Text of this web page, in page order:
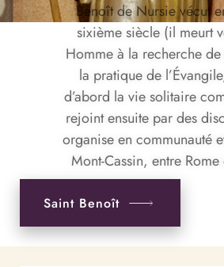
Benoît de Nursie vécut
sixième siècle (il meurt
Homme à la recherche
la pratique de
d’abord la vie solitaire
rejoint ensuite par des
organise en communauté
Mont-Cassin, entre
Saint Benoît